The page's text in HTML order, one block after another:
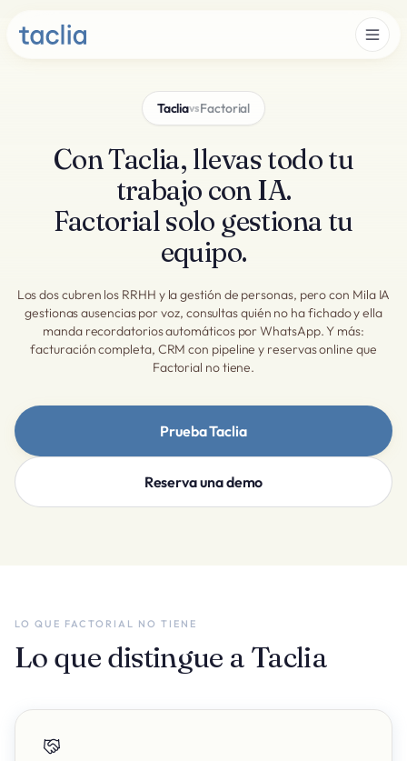
TacliavsFactorial
Con Taclia, llevas todo tu
trabajo con IA.
Factorial solo gestiona tu
equipo.
Los dos cubren los RRHH y la gestión de personas, pero con Mila IA
gestionas ausencias por voz, consultas quién no ha fichado y ella
manda recordatorios automáticos por WhatsApp. Y más:
facturación completa, CRM con pipeline y reservas online que
Factorial no tiene.
Prueba Taclia
Reserva una demo
LO QUE FACTORIAL NO TIENE
Lo que distingue a Taclia